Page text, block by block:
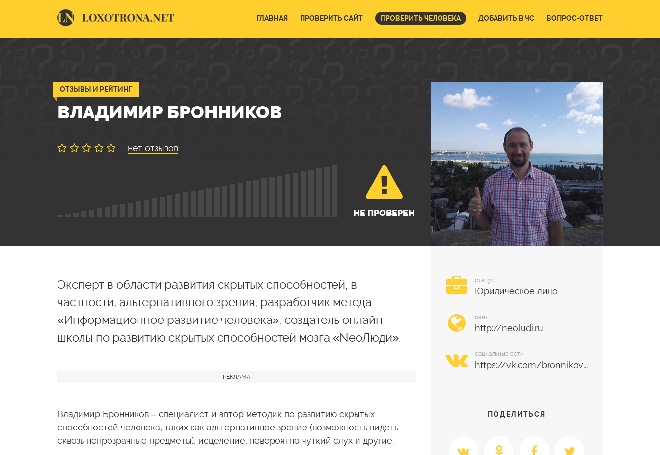
ГЛАВНАЯ ПРОВЕРИТЬ САЙТ ПРОВЕРИТЬ ЧЕЛОВЕКА ДОБАВИТЬ В ЧС ВОПРОС-ОТВЕТ
ВЛАДИМИР БРОННИКОВ
ОТЗЫВЫ И РЕЙТИНГ
нет отзывов
НЕ ПРОВЕРЕН
статус
Юридическое лицо
сайт
социальные сети
Эксперт в области развития скрытых способностей, в
частности, альтернативного зрения, разработчик метода
«Информационное развитие человека», создатель онлайн-
школы по развитию скрытых способностей мозга «NeoЛюди».
Владимир Бронников – специалист и автор методик по развитию скрытых
способностей человека, таких как альтернативное зрение (возможность видеть
сквозь непрозрачные предметы), исцеление, невероятно чуткий слух и другие.
ПОДЕЛИТЬСЯ